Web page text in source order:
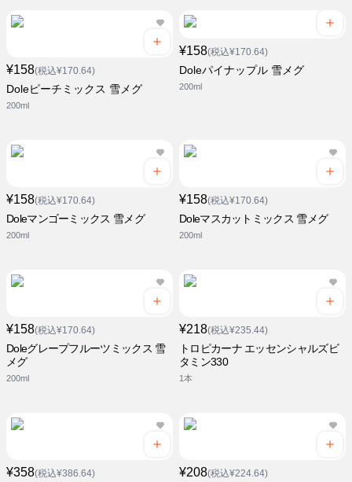
¥158(税込¥170.64)
Doleピーチミックス 雪メグ
200ml
¥158(税込¥170.64)
Doleパイナップル 雪メグ
200ml
¥158(税込¥170.64)
Doleマンゴーミックス 雪メグ
200ml
¥158(税込¥170.64)
Doleマスカットミックス 雪メグ
200ml
¥158(税込¥170.64)
Doleグレープフルーツミックス 雪
メグ
200ml
¥218(税込¥235.44)
トロピカーナ エッセンシャルズビ
タミン330
1本
¥358(税込¥386.64) ¥208(税込¥224.64)